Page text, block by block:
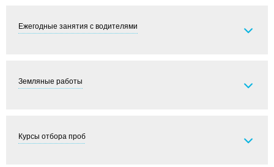
Ежегодные занятия с водителями
Земляные работы
Курсы отбора проб